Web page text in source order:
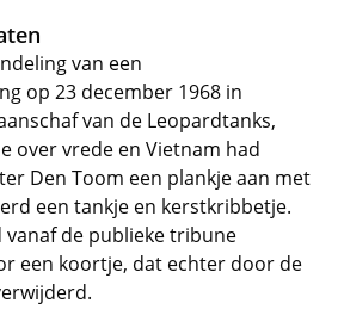
van een
op 23 december 1968 in
van de Leopardtanks,
over vrede en Vietnam had
Den Toom een plankje aan met
een tankje en kerstkribbetje.
de publieke tribune
een koortje, dat echter door de